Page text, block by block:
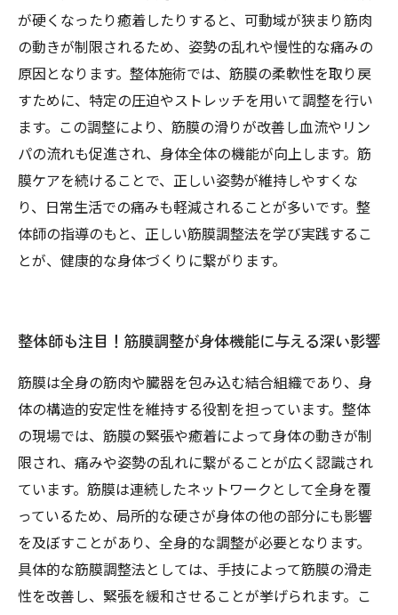
が硬くなったり癒着したりすると、可動域が狭まり筋肉
の動きが制限されるため、姿勢の乱れや慢性的な痛みの
原因となります。整体施術では、筋膜の柔軟性を取り戻
すために、特定の圧迫やストレッチを用いて調整を行い
ます。この調整により、筋膜の滑りが改善し血流やリン
パの流れも促進され、身体全体の機能が向上します。筋
膜ケアを続けることで、正しい姿勢が維持しやすくな
り、日常生活での痛みも軽減されることが多いです。整
体師の指導のもと、正しい筋膜調整法を学び実践するこ
とが、健康的な身体づくりに繋がります。
整体師も注目！筋膜調整が身体機能に与える深い影響
筋膜は全身の筋肉や臓器を包み込む結合組織であり、身
体の構造的安定性を維持する役割を担っています。整体
の現場では、筋膜の緊張や癒着によって身体の動きが制
限され、痛みや姿勢の乱れに繋がることが広く認識され
ています。筋膜は連続したネットワークとして全身を覆
っているため、局所的な硬さが身体の他の部分にも影響
を及ぼすことがあり、全身的な調整が必要となります。
具体的な筋膜調整法としては、手技によって筋膜の滑走
性を改善し、緊張を緩和させることが挙げられます。こ